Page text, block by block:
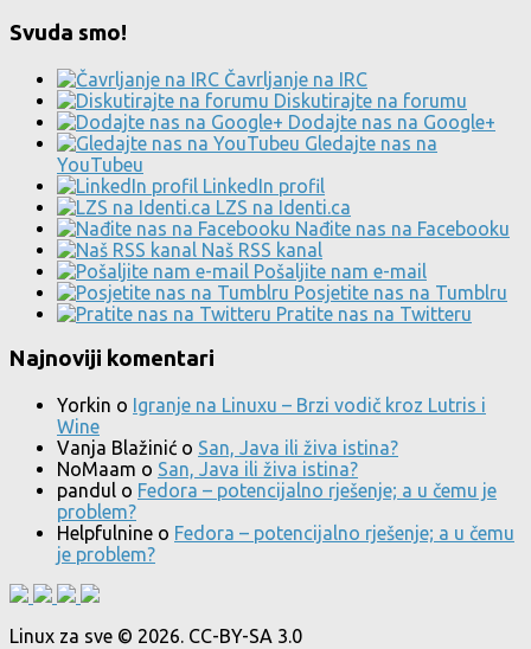
Svuda smo!
Čavrljanje na IRC
Diskutirajte na forumu
Dodajte nas na Google+
Gledajte nas na
YouTubeu
LinkedIn profil
LZS na Identi.ca
Nađite nas na Facebooku
Naš RSS kanal
Pošaljite nam e-mail
Posjetite nas na Tumblru
Pratite nas na Twitteru
Najnoviji komentari
Yorkin o Igranje na Linuxu – Brzi vodič kroz Lutris i
Wine
Vanja Blažinić o San, Java ili živa istina?
NoMaam o San, Java ili živa istina?
pandul o Fedora – potencijalno rješenje; a u čemu je
problem?
Helpfulnine o Fedora – potencijalno rješenje; a u čemu
je problem?
Linux za sve © 2026. CC-BY-SA 3.0